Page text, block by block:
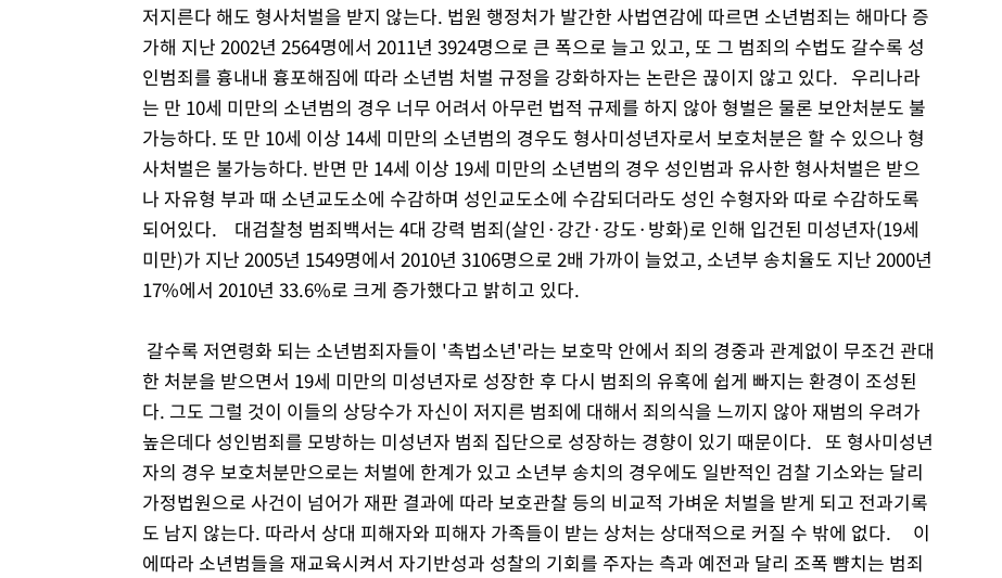
저지른다 해도 형사처벌을 받지 않는다. 법원 행정처가 발간한 사법연감에 따르면 소년범죄는 해마다 증
가해 지난 2002년 2564명에서 2011년 3924명으로 큰 폭으로 늘고 있고, 또 그 범죄의 수법도 갈수록 성
인범죄를 흉내내 흉포해짐에 따라 소년범 처벌 규정을 강화하자는 논란은 끊이지 않고 있다. 우리나라
는 만 10세 미만의 소년범의 경우 너무 어려서 아무런 법적 규제를 하지 않아 형벌은 물론 보안처분도 불
가능하다. 또 만 10세 이상 14세 미만의 소년범의 경우도 형사미성년자로서 보호처분은 할 수 있으나 형
사처벌은 불가능하다. 반면 만 14세 이상 19세 미만의 소년범의 경우 성인범과 유사한 형사처벌은 받으
나 자유형 부과 때 소년교도소에 수감하며 성인교도소에 수감되더라도 성인 수형자와 따로 수감하도록
되어있다. 대검찰청 범죄백서는 4대 강력 범죄(살인·강간·강도·방화)로 인해 입건된 미성년자(19세
미만)가 지난 2005년 1549명에서 2010년 3106명으로 2배 가까이 늘었고, 소년부 송치율도 지난 2000년
17%에서 2010년 33.6%로 크게 증가했다고 밝히고 있다.
갈수록 저연령화 되는 소년범죄자들이 '촉법소년'라는 보호막 안에서 죄의 경중과 관계없이 무조건 관대
한 처분을 받으면서 19세 미만의 미성년자로 성장한 후 다시 범죄의 유혹에 쉽게 빠지는 환경이 조성된
다. 그도 그럴 것이 이들의 상당수가 자신이 저지른 범죄에 대해서 죄의식을 느끼지 않아 재범의 우려가
높은데다 성인범죄를 모방하는 미성년자 범죄 집단으로 성장하는 경향이 있기 때문이다. 또 형사미성년
자의 경우 보호처분만으로는 처벌에 한계가 있고 소년부 송치의 경우에도 일반적인 검찰 기소와는 달리
가정법원으로 사건이 넘어가 재판 결과에 따라 보호관찰 등의 비교적 가벼운 처벌을 받게 되고 전과기록
도 남지 않는다. 따라서 상대 피해자와 피해자 가족들이 받는 상처는 상대적으로 커질 수 밖에 없다. 이
에따라 소년범들을 재교육시켜서 자기반성과 성찰의 기회를 주자는 측과 예전과 달리 조폭 뺨치는 범죄